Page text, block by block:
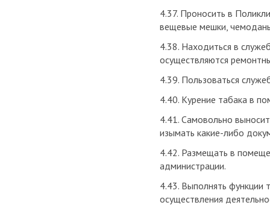
4.37. Проносить в
вещевые мешки,
4.38. Находиться в
осуществляются
4.39. Пользоваться
4.40. Курение табака в
4.41. Самовольно
изымать какие-либо
4.42. Размещать в
администрации.
4.43. Выполнять функции
осуществления